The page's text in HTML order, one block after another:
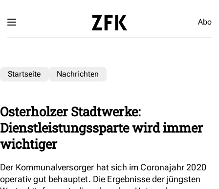
Abo
Startseite Nachrichten
Osterholzer Stadtwerke:
Dienstleistungssparte wird immer
wichtiger
Der Kommunalversorger hat sich im Coronajahr 2020
operativ gut behauptet. Die Ergebnisse der jüngsten